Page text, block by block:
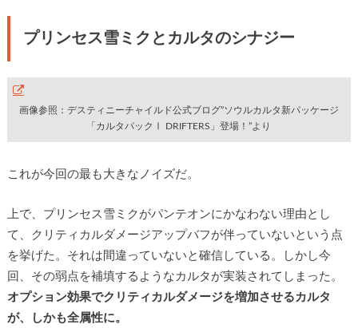
プリンセス雪ミクとカルタのシナジー
画像参照：デスティニーチャイルド公式ブログ”ソウルカルタ新パッケージ
「カルタパックⅠ DRIFTERS」登場！”より
これが今回の最も大きなノイズだ。
上で、プリンセス雪ミクがパンテオンにかなわない理由とし
て、クリティカルダメージアップバフが伴っていないという点
を挙げた。それは間違っていないと確信している。しかし今
回、その弱点を補填するようなカルタが実装されてしまった。
オプション効果でクリティカルダメージを増加させるカルタ
が、しかも全属性に。